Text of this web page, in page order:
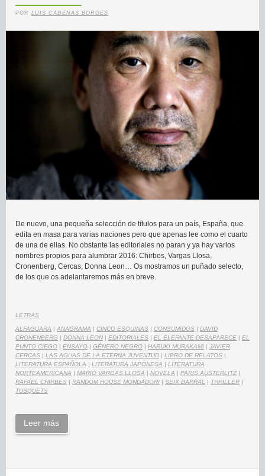
POR LUIS CADENAS BORGES
De nuevo, una pequeña selección de títulos para un país, España, que
edita en masa para varias naciones pero que apenas lee como el cuarto
de una de ellas. No obstante las editoriales no paran y ya hay varios
nombres propios para alumbrar 2016: Chirbes, Vargas Llosa,
Cronenberg, Cercas, Donna Leon… Os mostramos un puñado selecto,
de los que os adelantaremos más en breve.
LETRAS
ALFAGUARA | ANAGRAMA | CINCO ESQUINAS | CONSUMIDOS | DAVID
CRONENBERG | DONNA LEON | EDITORIALES | EL ELEFANTE DESAPARECE | EL
PUNTO CIEGO | ENSAYO | GÉNERO NEGRO | HARUKI MURAKAMI | JAVIER
CERCAS | LAS AGUAS DE LA ETERNA JUVENTUD | LIBRO DE RELATOS |
LITERATURA ESPAÑOLA | LITERATURA JAPONESA | LITERATURA
NORTEAMERICANA | MARIO VARGAS LLOSA | NOVELA | PARIS AUSTERLITZ|
RAFAEL CHIRBES | RANDOM HOUSE MONDADORI | SEIX BARRAL | THRILLER |
TUSQUETS
Leer más